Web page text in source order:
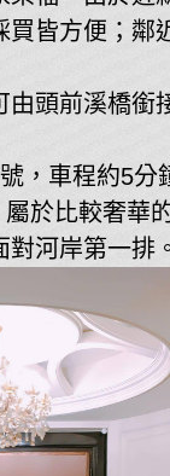
買皆方便；鄰
由頭前溪橋銜
，車程約5分
於比較奢華
對河岸第一排